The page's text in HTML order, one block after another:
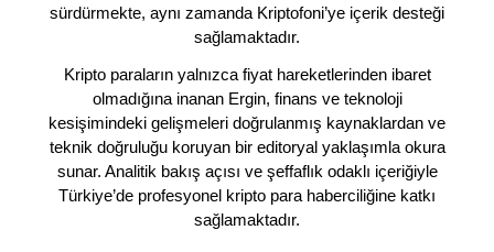
sürdürmekte, aynı zamanda Kriptofoni’ye içerik desteği
sağlamaktadır.
Kripto paraların yalnızca fiyat hareketlerinden ibaret
olmadığına inanan Ergin, finans ve teknoloji
kesişimindeki gelişmeleri doğrulanmış kaynaklardan ve
teknik doğruluğu koruyan bir editoryal yaklaşımla okura
sunar. Analitik bakış açısı ve şeffaflık odaklı içeriğiyle
Türkiye’de profesyonel kripto para haberciliğine katkı
sağlamaktadır.